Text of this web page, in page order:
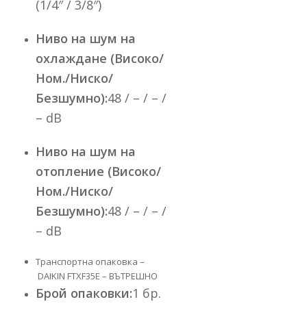
(1/4″ / 3/8″)
Ниво на шум на
охлаждане (Високо/
Ном./Ниско/
Безшумно):48 / – / – /
– dB
Ниво на шум на
отопление (Високо/
Ном./Ниско/
Безшумно):48 / – / – /
– dB
Транспортна опаковка –
DAIKIN FTXF35E – ВЪТРЕШНО
Брой опаковки:1 бр.